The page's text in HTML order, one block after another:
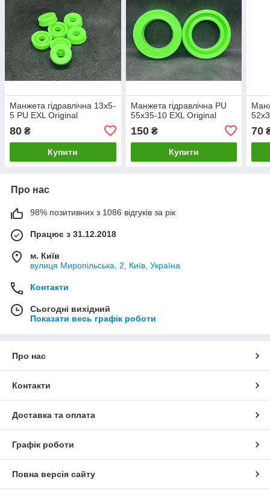
Манжета гідравлічна 13х5-
5 PU EXL Original
80 ₴
Купити
Манжета гідравлічна PU
55х35-10 EXL Original
150₴
Купити
70
Про нас
98% позитивних з 1086 відгуків за рік
Працює з 31.12.2018
м. Київ
вулиця Миропільська, 2, Київ, Україна
Контакти
Сьогодні вихідний
Показати весь графік роботи
Про нас
Контакти
Доставка та оплата
Графік роботи
Повна версія сайту